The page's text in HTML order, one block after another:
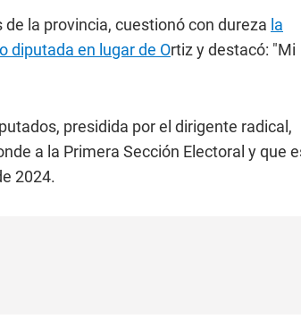
la provincia, cuestionó con dureza la
diputada en lugar de Ortiz y destacó: "Mi
presidida por el dirigente radical,
a la Primera Sección Electoral y que
2024.